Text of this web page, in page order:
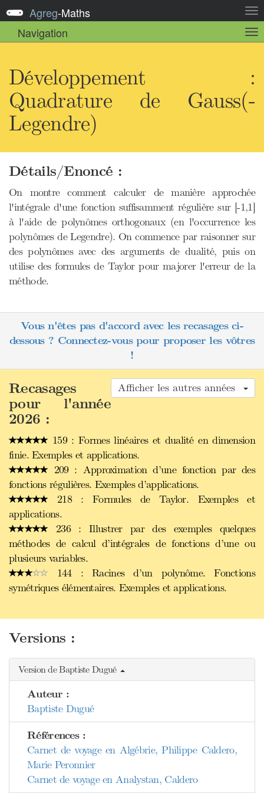
la
Agreg-Maths
Navigation
la
Développement :
Quadrature de Gauss(-
Legendre)
Détails/Enoncé :
On montre comment calculer de manière approchée
l'intégrale d'une fonction suffisamment régulière sur [-1,1]
à l'aide de polynômes orthogonaux (en l'occurrence les
polynômes de Legendre). On commence par raisonner sur
des polynômes avec des arguments de dualité, puis on
utilise des formules de Taylor pour majorer l'erreur de la
méthode.
Vous n'êtes pas d'accord avec les recasages ci-
dessous ? Connectez-vous pour proposer les vôtres
!
Afficher les autres années
Recasages
pour l'année
2026 :
159 : Formes linéaires et dualité en dimension
finie. Exemples et applications.
209 : Approximation d’une fonction par des
fonctions régulières. Exemples d’applications.
218 : Formules de Taylor. Exemples et
applications.
236 : Illustrer par des exemples quelques
méthodes de calcul d’intégrales de fonctions d’une ou
plusieurs variables.
144 : Racines d’un polynôme. Fonctions
symétriques élémentaires. Exemples et applications.
Versions :
Version de Baptiste Dugué
Auteur :
Baptiste Dugué
Références :
Carnet de voyage en Algébrie, Philippe Caldero,
Marie Peronnier
Carnet de voyage en Analystan, Caldero